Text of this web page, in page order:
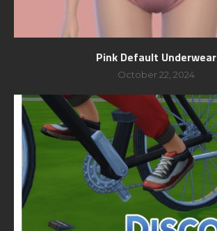
Pink Default Underwear
October 22, 2024